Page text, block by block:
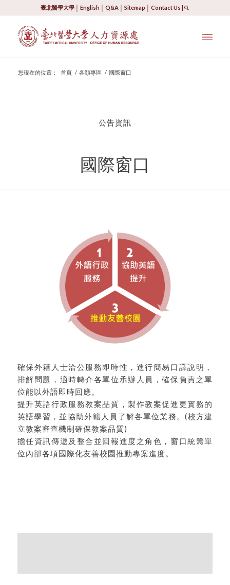
臺北醫學大學 │English │Q&A │Sitemap │Contact Us |
您現在的位置： 首頁 / 各類專區 / 國際窗口
公告資訊
國際窗口
確保外籍人士洽公服務即時性，進行簡易口譯說明，
排解問題，適時轉介各單位承辦人員，確保負責之單
位能以外語即時回應。
提升英語行政服務教案品質，製作教案促進更實務的
英語學習，並協助外籍人員了解各單位業務。(校方建
立教案審查機制確保教案品質)
擔任資訊傳遞及整合並回報進度之角色，窗口統籌單
位內部各項國際化友善校園推動專案進度。